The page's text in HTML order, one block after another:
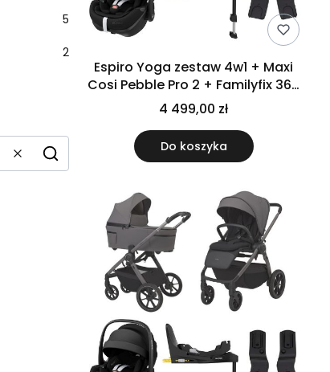
5
2
WyczyśćSzukaj
Espiro Yoga zestaw 4w1 + Maxi
Cosi Pebble Pro 2 + Familyfix 360
Pro | 119 Assana Lotos
4 499,00 zł
Do koszyka